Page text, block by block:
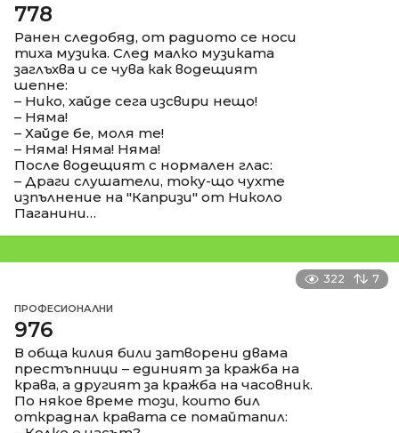
778
Ранен следобяд, от радиото се носи
тиха музика. След малко музиката
заглъхва и се чува как водещият
шепне:
– Нико, хайде сега изсвири нещо!
– Няма!
– Хайде бе, моля те!
– Няма! Няма! Няма!
После водещият с нормален глас:
– Драги слушатели, току-що чухте
изпълнение на "Капризи" от Николо
Паганини…
322 7
ПРОФЕСИОНАЛНИ
976
В обща килия били затворени двама
престъпници – единият за кражба на
крава, а другият за кражба на часовник.
По някое време този, които бил
откраднал кравата се помайтапил: